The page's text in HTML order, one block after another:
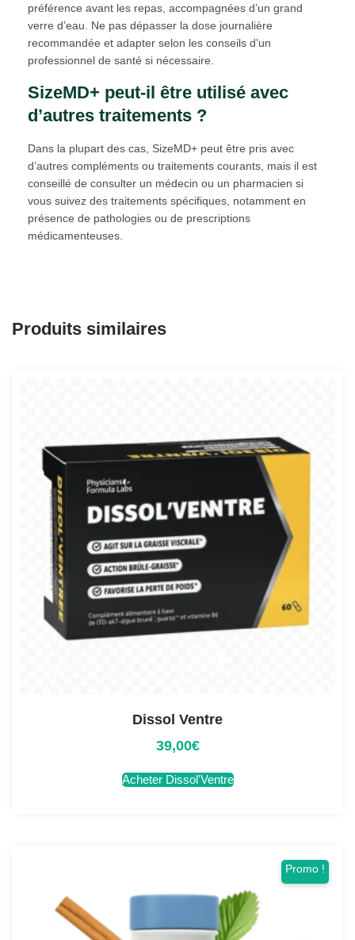
préférence avant les repas, accompagnées d’un grand
verre d’eau. Ne pas dépasser la dose journalière
recommandée et adapter selon les conseils d’un
professionnel de santé si nécessaire.
SizeMD+ peut-il être utilisé avec
d’autres traitements ?
Dans la plupart des cas, SizeMD+ peut être pris avec
d’autres compléments ou traitements courants, mais il est
conseillé de consulter un médecin ou un pharmacien si
vous suivez des traitements spécifiques, notamment en
présence de pathologies ou de prescriptions
médicamenteuses.
Produits similaires
Dissol Ventre
39,00€
Acheter Dissol'Ventre
Promo !